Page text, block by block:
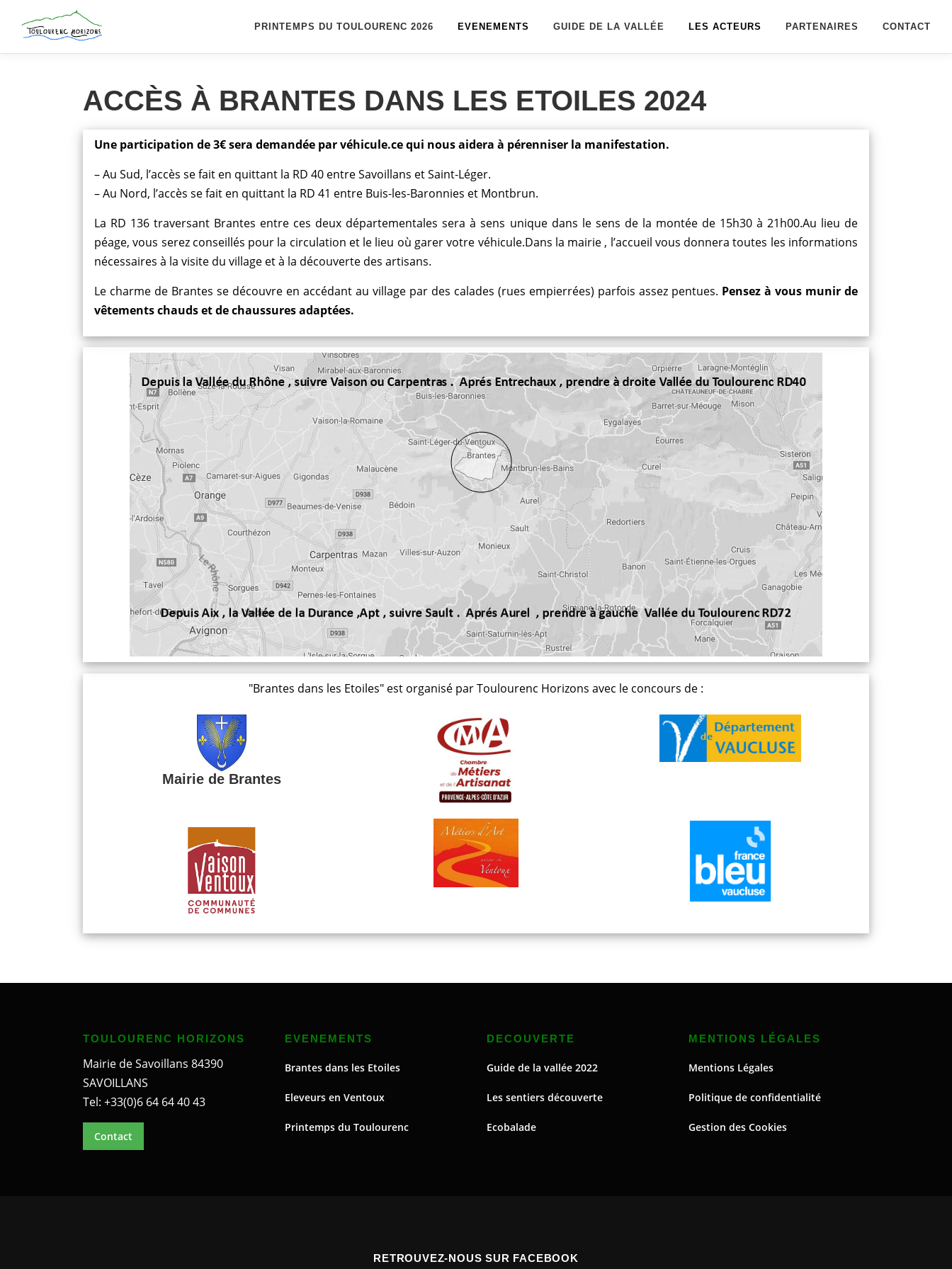
contenu
PRINTEMPS DU TOULOURENC 2026 EVENEMENTS GUIDE DE LA VALLÉE LES ACTEURS PARTENAIRES CONTACT
ACCÈS À BRANTES DANS LES ETOILES 2024
Une participation de 3€ sera demandée par véhicule.ce qui nous aidera à pérenniser la manifestation.
– Au Sud, l’accès se fait en quittant la RD 40 entre Savoillans et Saint-Léger.
– Au Nord, l’accès se fait en quittant la RD 41 entre Buis-les-Baronnies et Montbrun.
La RD 136 traversant Brantes entre ces deux départementales sera à sens unique dans le sens de la montée de 15h30 à 21h00.Au lieu de
péage, vous serez conseillés pour la circulation et le lieu où garer votre véhicule.Dans la mairie , l’accueil vous donnera toutes les informations
nécessaires à la visite du village et à la découverte des artisans.
Le charme de Brantes se découvre en accédant au village par des calades (rues empierrées) parfois assez pentues. Pensez à vous munir de
vêtements chauds et de chaussures adaptées.
"Brantes dans les Etoiles" est organisé par Toulourenc Horizons avec le concours de :
Mairie de Brantes
TOULOURENC HORIZONS
Mairie de Savoillans 84390
SAVOILLANS
Tel: +33(0)6 64 64 40 43
Contact
EVENEMENTS
Brantes dans les Etoiles
Eleveurs en Ventoux
Printemps du Toulourenc
DECOUVERTE
Guide de la vallée 2022
Les sentiers découverte
Ecobalade
MENTIONS LÉGALES
Mentions Légales
Politique de confidentialité
Gestion des Cookies
RETROUVEZ-NOUS SUR FACEBOOK